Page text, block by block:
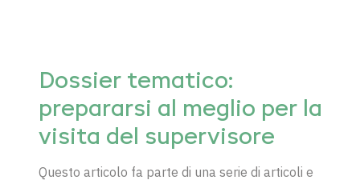
Dossier tematico:
prepararsi al meglio per la
visita del supervisore
Questo articolo fa parte di una serie di articoli e